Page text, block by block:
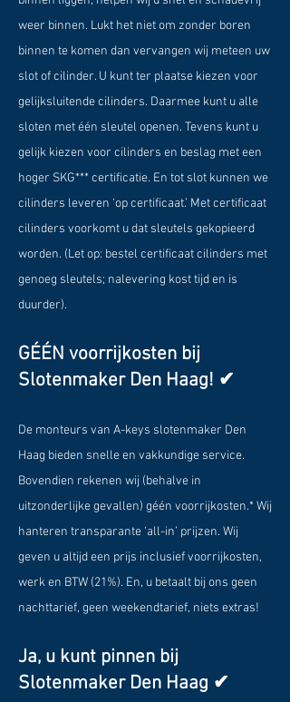
weer binnen. Lukt het niet om zonder boren
binnen te komen dan vervangen wij meteen uw
slot of cilinder. U kunt ter plaatse kiezen voor
gelijksluitende cilinders. Daarmee kunt u alle
sloten met één sleutel openen. Tevens kunt u
gelijk kiezen voor cilinders en beslag met een
hoger SKG*** certificatie. En tot slot kunnen we
cilinders leveren ‘op certificaat.’ Met certificaat
cilinders voorkomt u dat sleutels gekopieerd
worden. (Let op: bestel certificaat cilinders met
genoeg sleutels; nalevering kost tijd en is
duurder).
GÉÉN voorrijkosten bij
Slotenmaker Den Haag! ✔
De monteurs van A-keys slotenmaker Den
Haag bieden snelle en vakkundige service.
Bovendien rekenen wij (behalve in
uitzonderlijke gevallen) géén voorrijkosten.* Wij
hanteren transparante ‘all-in’ prijzen. Wij
geven u altijd een prijs inclusief voorrijkosten,
werk en BTW (21%). En, u betaalt bij ons geen
nachttarief, geen weekendtarief, niets extras!
Ja, u kunt pinnen bij
Slotenmaker Den Haag ✔